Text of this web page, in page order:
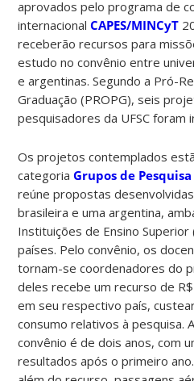
aprovados pelo programa de
internacionalCAPES/MINCyT
receberão recursos para
estudo no convênio entre
e argentinas. Segundo a Pró-
Graduação (PROPG), seis
pesquisadores da UFSC foram
Os projetos contemplados
categoriaGrupos de
reúne propostas
brasileira e uma argentina,
Instituições de Ensino Superior
países. Pelo convênio, os
tornam-se coordenadores do
deles recebe um recurso de
em seu respectivo país,
consumo relativos à pesquisa.
convênio é de dois anos, com
resultados após o primeiro